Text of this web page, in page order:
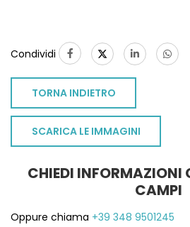
Condividi
TORNA INDIETRO
SCARICA LE IMMAGINI
CHIEDI INFORMAZIONI
CAMPI
Oppure chiama +39 348 9501245